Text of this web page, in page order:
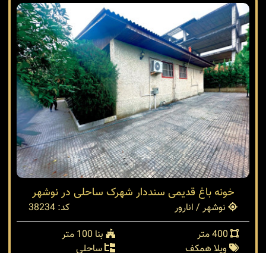
خونه باغ قدیمی سنددار شهرک ساحلی در نوشهر
نوشهر / انارور
کد: 38234
بنا 100 متر
ویلا همکف
ساحلی